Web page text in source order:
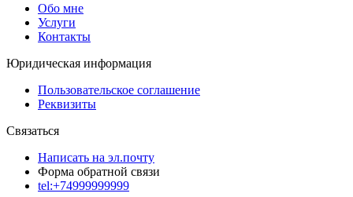
Обо мне
Услуги
Контакты
Юридическая информация
Пользовательское соглашение
Реквизиты
Связаться
Написать на эл.почту
Форма обратной связи
tel:+74999999999